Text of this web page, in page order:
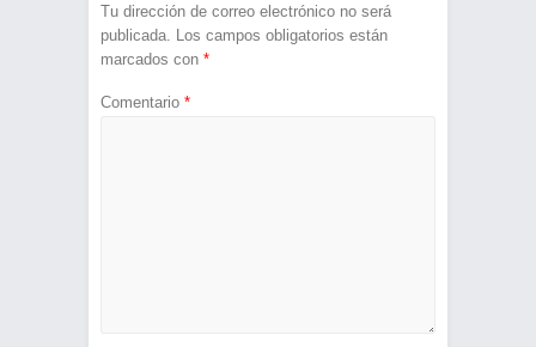
Tu dirección de correo electrónico no será
publicada.
Los campos obligatorios están
marcados con *
Comentario *